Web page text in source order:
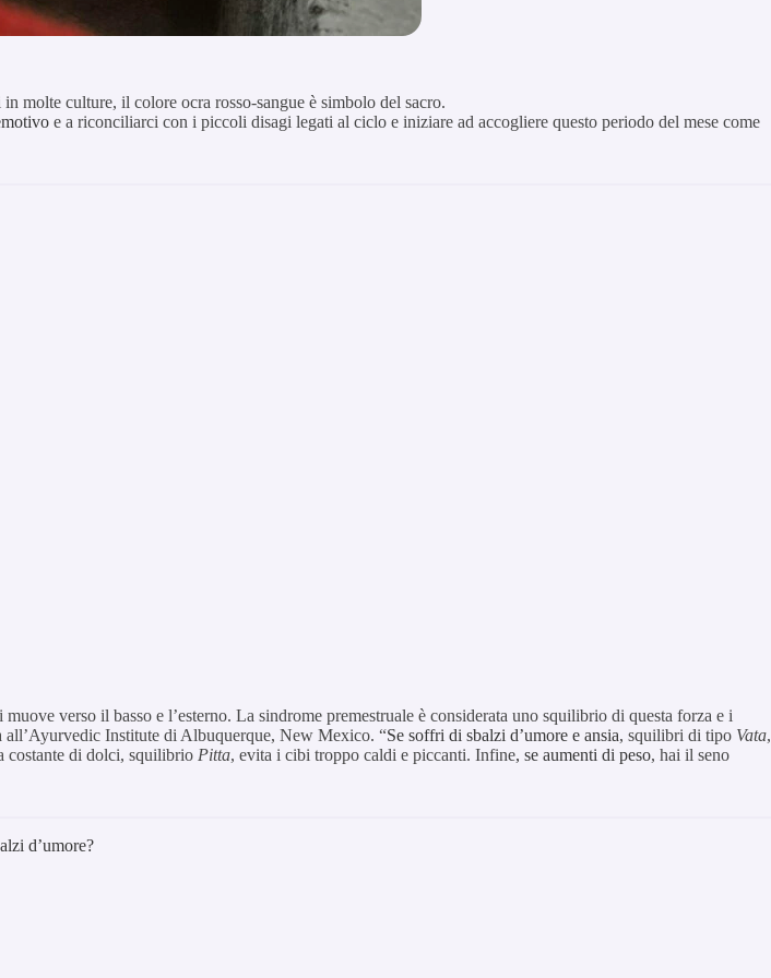
molte culture, il colore ocra rosso-sangue è simbolo del sacro.
e a riconciliarci con i piccoli disagi legati al ciclo e iniziare ad accogliere questo periodo del mese come
verso il basso e l’esterno. La sindrome premestruale è considerata uno squilibrio di questa forza e i
all’Ayurvedic Institute di Albuquerque, New Mexico. “Se soffri di sbalzi d’umore e ansia, squilibri di tipo Vata,
costante di dolci, squilibrio Pitta, evita i cibi troppo caldi e piccanti. Infine, se aumenti di peso, hai il seno
d’umore?